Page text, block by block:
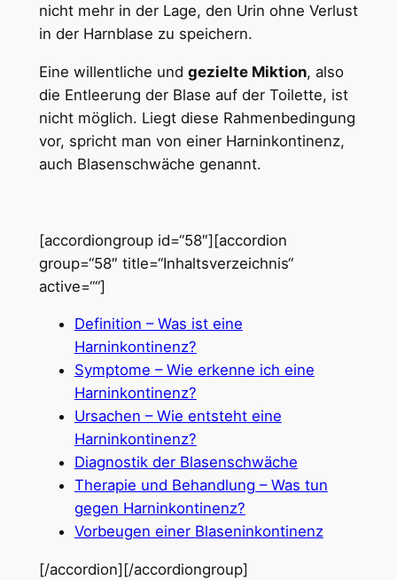
nicht mehr in der Lage, den Urin ohne Verlust
in der Harnblase zu speichern.
Eine willentliche und gezielte Miktion, also
die Entleerung der Blase auf der Toilette, ist
nicht möglich. Liegt diese Rahmenbedingung
vor, spricht man von einer Harninkontinenz,
auch Blasenschwäche genannt.
[accordiongroup id=“58″][accordion
group=“58″ title=“Inhaltsverzeichnis“
active=““]
Definition – Was ist eine
Harninkontinenz?
Symptome – Wie erkenne ich eine
Harninkontinenz?
Ursachen – Wie entsteht eine
Harninkontinenz?
Diagnostik der Blasenschwäche
Therapie und Behandlung – Was tun
gegen Harninkontinenz?
Vorbeugen einer Blaseninkontinenz
[/accordion][/accordiongroup]